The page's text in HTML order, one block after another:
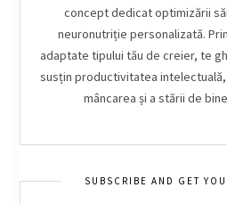
concept dedicat optimizării
neuronutriție personalizată.
adaptate tipului tău de creier, te
susțin productivitatea
mâncarea și a stării de
SUBSCRIBE AND GET